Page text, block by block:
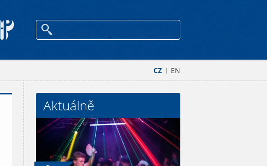
CZ | EN
Aktuálně